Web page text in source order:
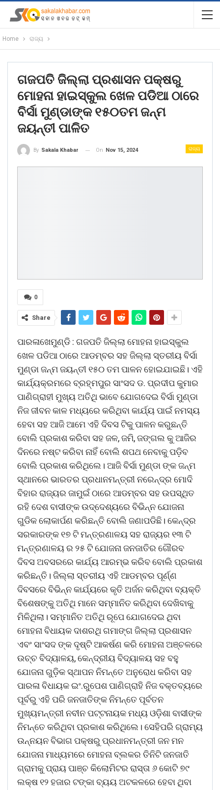
Home ରାଜ୍ୟ
ଗଜପତି ଜିଲ୍ଲା ପ୍ରଶାସନ ପକ୍ଷରୁ
ମୋହନା ହାଇସ୍କୁଲ ଖେଳ ପଡିଆ ଠାରେ
ବିର୍ସା ମୁଣ୍ଡାଙ୍କ ୧୫୦ତମ ଜନ୍ମ
ଜୟନ୍ତୀ ପାଳିତ
ରାଜ୍ୟ
By Sakala Khabar On Nov 15, 2024
0
Share
ପାରଳାଖେମୁଣ୍ଡି : ଗଜପତି ଜିଲ୍ଲା ମୋହନା ହାଇସ୍କୁଲ
ଖେଳ ପଡିଆ ଠାରେ ଆଡମ୍ବର ସହ ଜିଲ୍ଲା ସ୍ତରୀୟ ବିର୍ସା
ମୁଣ୍ଡା ଜନ୍ମ ଜୟନ୍ତୀ ୧୫୦ ତମ ପାଳନ ହୋଇଯାଇଛି। ଏହି
କାର୍ଯ୍ୟକ୍ରମରେ ବ୍ରହ୍ମପୁର ସାଂସଦ ଡ. ପ୍ରଦୀପ କୁମାର
ପାଣିଗ୍ରାହୀ ମୁଖ୍ୟ ଅତିଥି ଭାବେ ଯୋଗଦେଇ ବିର୍ସା ମୁଣ୍ଡା
ନିଜ ଜୀବନ କାଳ ମଧ୍ୟରେ କରିଥିବା କାର୍ଯ୍ୟ ପାଇଁ ନମସ୍ୟ
ହେବା ସହ ଆଜି ଆମେ ଏହି ଦିବସ ଟିକୁ ପାଳନ କରୁଛନ୍ତି
ବୋଲି ପ୍ରକାଶ କରିବା ସହ ଜଳ, ଜମି, ଜଙ୍ଗଲ କୁ ଆଜିର
ଦିନରେ ନଷ୍ଟ କରିବା ନାହିଁ ବୋଲି ଶପଥ ନେବାକୁ ପଡ଼ିବ
ବୋଲି ପ୍ରକାଶ କରିଥିଲେ। ଆଜି ବିର୍ସା ମୁଣ୍ଡା ଙ୍କ ଜନ୍ମ
ସ୍ଥାନରେ ଭାରତର ପ୍ରଧାନମନ୍ତ୍ରୀ ନରେନ୍ଦ୍ର ମୋଦି
ବିହାର ରାଜ୍ୟର ଜାମୁଇଁ ଠାରେ ଆଡମ୍ବର ସହ ଉପସ୍ଥିତ
ରହି ଦେଶ ବାସୀଙ୍କ ଉଦ୍ଦେଶ୍ୟରେ ବିଭିନ୍ନ ଯୋଜନା
ଗୁଡିକ ଲୋକାର୍ପଣ କରିଛନ୍ତି ବୋଲି ଜଣାପଡିଛି। କେନ୍ଦ୍ର
ସରକାରଙ୍କ ୧୭ ଟି ମନ୍ତ୍ରଣାଳୟ ସହ ରାଜ୍ୟର ୧୩ ଟି
ମନ୍ତ୍ରଣାଳୟ ର ୨୫ ଟି ଯୋଜନା ଜନଜାତିର ଗୌରବ
ଦିବସ ଅବସରରେ କାର୍ଯ୍ୟ ଆରମ୍ଭ କରିବ ବୋଲି ପ୍ରକାଶ
କରିଛନ୍ତି। ଜିଲ୍ଲା ସ୍ତରୀୟ ଏହି ଆଡମ୍ବର ପୂର୍ଣ୍ଣ
ଦିବସରେ ବିଭିନ୍ନ କାର୍ଯ୍ୟରେ କୃତି ଅର୍ଜନ କରିଥିବା ବ୍ୟକ୍ତି
ବିଶେଷଙ୍କୁ ଅତିଥି ମାନେ ସମ୍ମାନିତ କରିଥିବା ଦେଖିବାକୁ
ମିଳିଥିଲା। ସମ୍ମାନିତ ଅତିଥି ରୂପେ ଯୋଗଦେଇ ଥିବା
ମୋହନା ବିଧାୟକ ଦାଶରଥି ଗମାଙ୍ଗ ଜିଲ୍ଲା ପ୍ରଶାସନ
ଏବଂ ସାଂସଦ ଙ୍କ ଦୃଷ୍ଟି ଆକର୍ଷଣ କରି ମୋହନା ଅଞ୍ଚଳରେ
ଉଚ୍ଚ ବିଦ୍ୟାଳୟ, କେନ୍ଦ୍ରୀୟ ବିଦ୍ୟାଳୟ ସହ ବହୁ
ଯୋଜନା ଗୁଡ଼ିକ ସ୍ଥାପନ ନିମନ୍ତେ ଅନୁରୋଧ କରିବା ସହ
ପାରଳା ବିଧାୟକ ଇଂ.ରୁପେଶ ପାଣିଗ୍ରାହି ନିଜ ବକ୍ତବ୍ୟରେ
ପୂର୍ବରୁ ଏହି ପରି ଜନଜାତିଙ୍କ ନିମନ୍ତେ ପୂର୍ବତନ
ମୁଖ୍ୟମନ୍ତ୍ରୀ ନବୀନ ପଟ୍ଟନାୟକ ମଧ୍ୟ ଓଡ଼ିଶା ବାସୀଙ୍କ
ନିମନ୍ତେ କରିଥିବା ପ୍ରକାଶ କରିଥିଲେ। ସେହିପରି ଗ୍ରାମ୍ୟ
ଉନ୍ନୟନ ବିଭାଗ ପକ୍ଷରୁ ପ୍ରଧାନମନ୍ତ୍ରୀ ଜନ ମନ
ଯୋଜନା ମାଧ୍ୟମରେ ମୋହନା ବ୍ଲକର ତିନିଟି ଜନଜାତି
ଗ୍ରାମକୁ ପ୍ରାୟ ପାଞ୍ଚ କିଲୋମିଟର ରାସ୍ତା ୬ କୋଟି ୭୯
ଲକ୍ଷ ୧୨ ହଜାର ଟଙ୍କା ବ୍ୟୟ ଅଟକଳରେ ହେବା ଥିବା